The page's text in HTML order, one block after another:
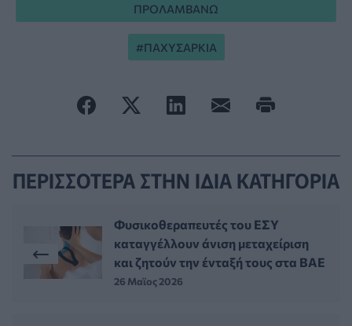
ΠΡΟΛΑΜΒΑΝΩ
ΠΑΧΥΣΑΡΚΙΑ
ΠΕΡΙΣΣΟΤΕΡΑ ΣΤΗΝ ΙΔΙΑ ΚΑΤΗΓΟΡΙΑ
Φυσικοθεραπευτές του ΕΣΥ
καταγγέλλουν άνιση μεταχείριση
και ζητούν την ένταξή τους στα ΒΑΕ
26 Μαϊος 2026